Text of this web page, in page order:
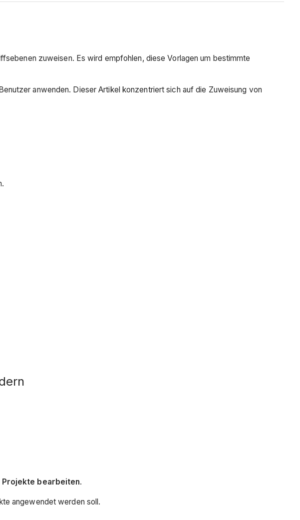
zuweisen. Es wird empfohlen, diese Vorlagen um bestimmte
anwenden. Dieser Artikel konzentriert sich auf die Zuweisung von
bearbeiten.
angewendet werden soll.